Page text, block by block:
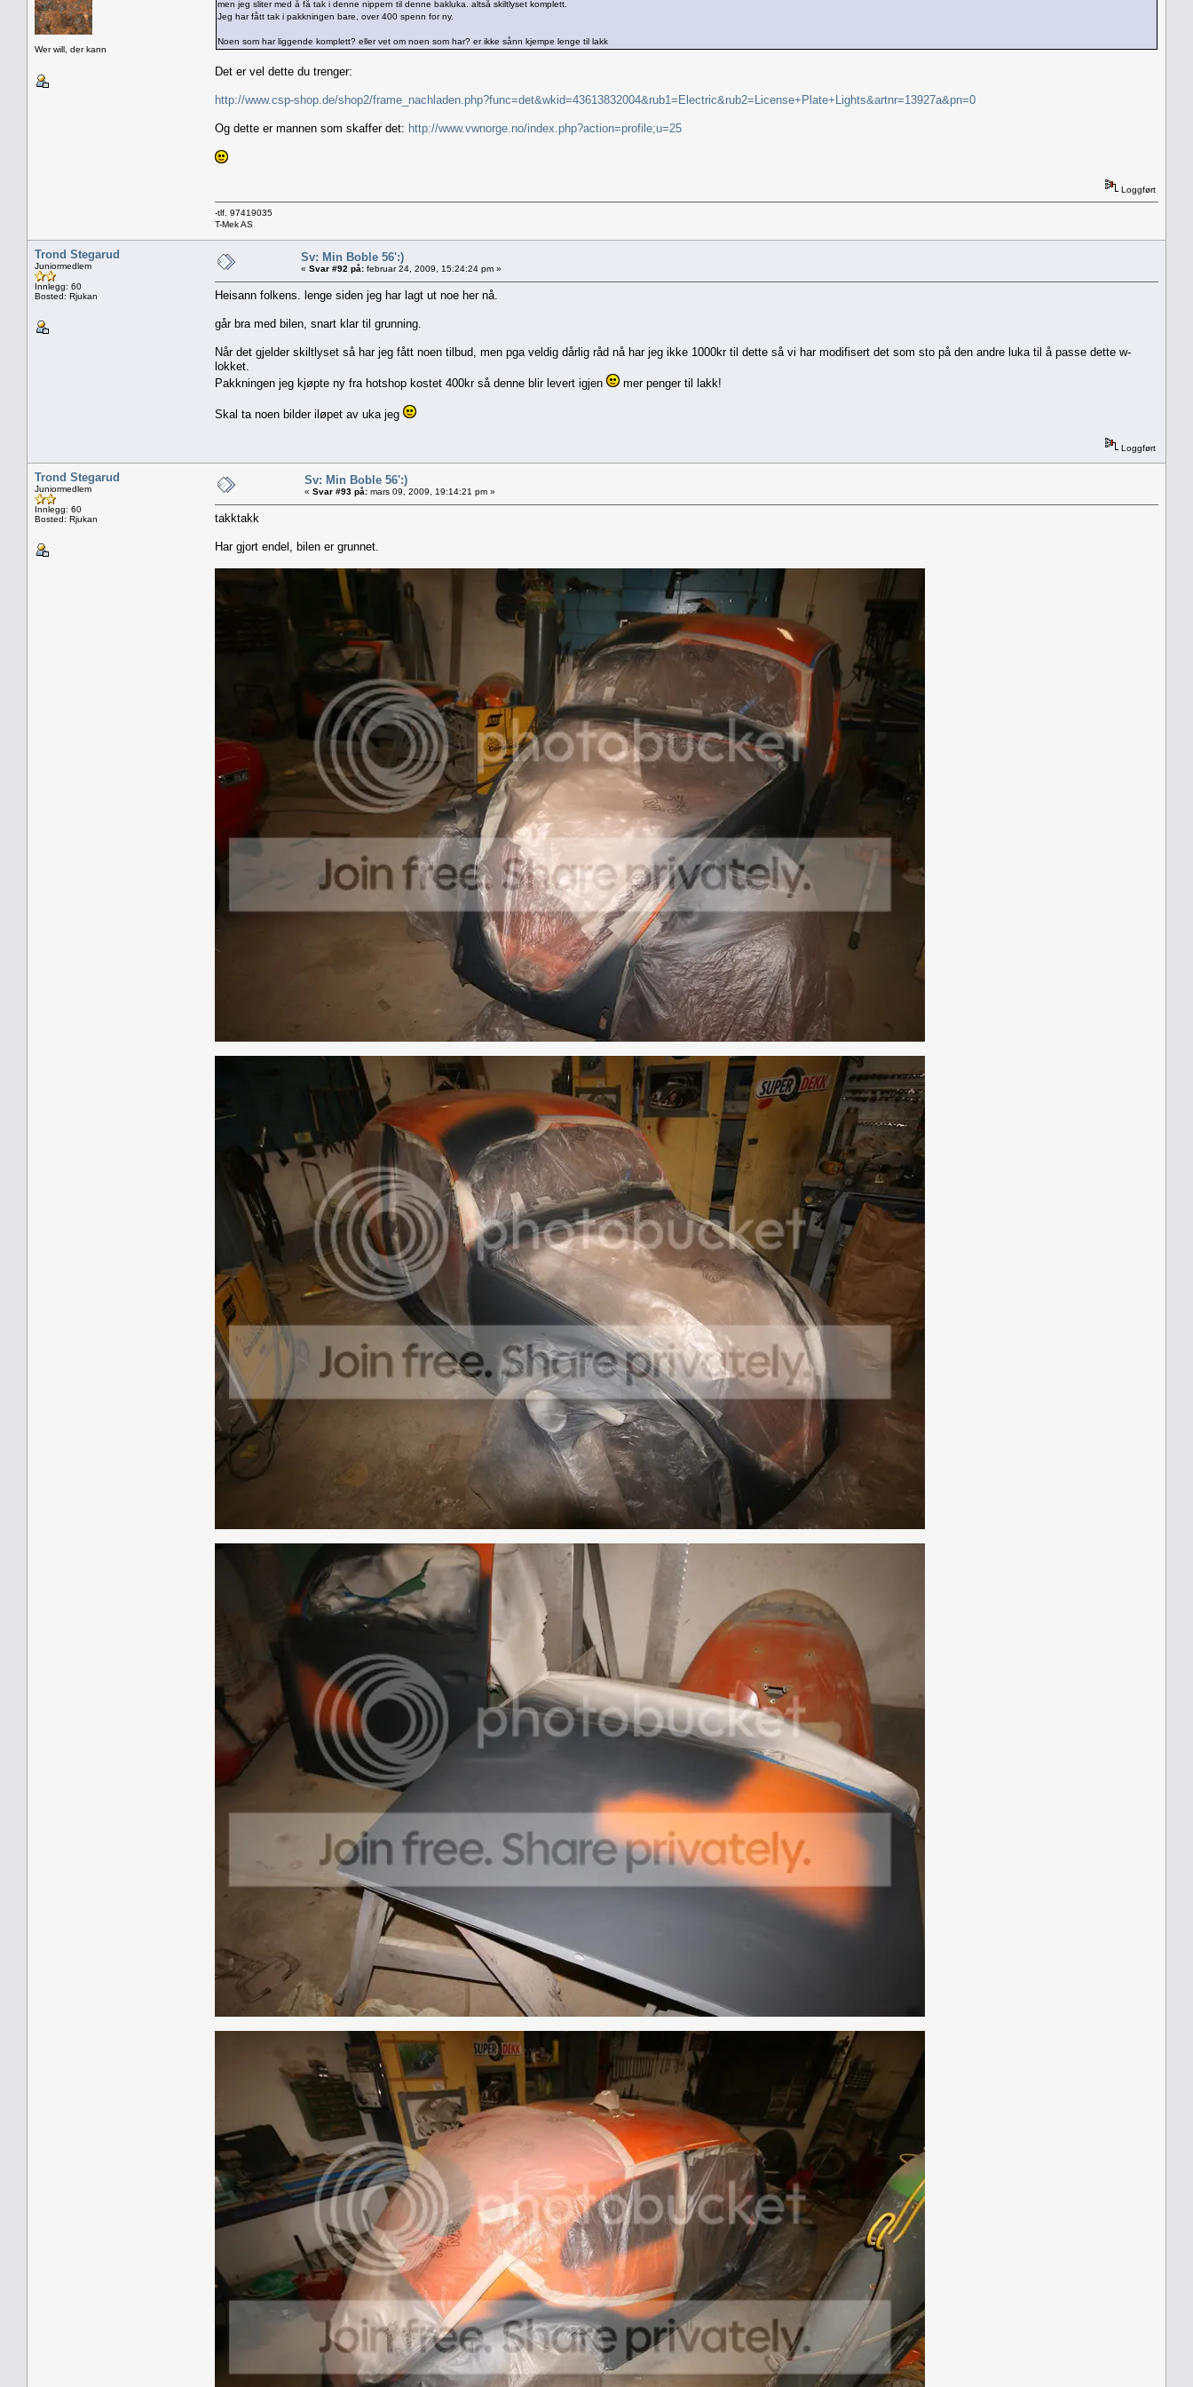
Wer will, der kann
men jeg sliter med å få tak i denne nippern til denne bakluka. altså skiltlyset komplett.
Jeg har fått tak i pakkningen bare, over 400 spenn for ny.
Noen som har liggende komplett? eller vet om noen som har? er ikke sånn kjempe lenge til lakk
Det er vel dette du trenger:
http://www.csp-shop.de/shop2/frame_nachladen.php?func=det&wkid=43613832004&rub1=Electric&rub2=License+Plate+Lights&artnr=13927a&pn=0
Og dette er mannen som skaffer det: http://www.vwnorge.no/index.php?action=profile;u=25
Loggført
-tlf. 97419035
T-Mek AS
Trond Stegarud
Juniormedlem
Innlegg: 60
Bosted: Rjukan
Sv: Min Boble 56':)
« Svar #92 på: februar 24, 2009, 15:24:24 pm »
Heisann folkens. lenge siden jeg har lagt ut noe her nå.
går bra med bilen, snart klar til grunning.
Når det gjelder skiltlyset så har jeg fått noen tilbud, men pga veldig dårlig råd nå har jeg ikke 1000kr til dette så vi har modifisert det som sto på den andre luka til å passe dette w-
lokket.
Pakkningen jeg kjøpte ny fra hotshop kostet 400kr så denne blir levert igjen
mer penger til lakk!
Skal ta noen bilder iløpet av uka jeg
Loggført
Trond Stegarud
Juniormedlem
Innlegg: 60
Bosted: Rjukan
Sv: Min Boble 56':)
« Svar #93 på: mars 09, 2009, 19:14:21 pm »
takktakk
Har gjort endel, bilen er grunnet.